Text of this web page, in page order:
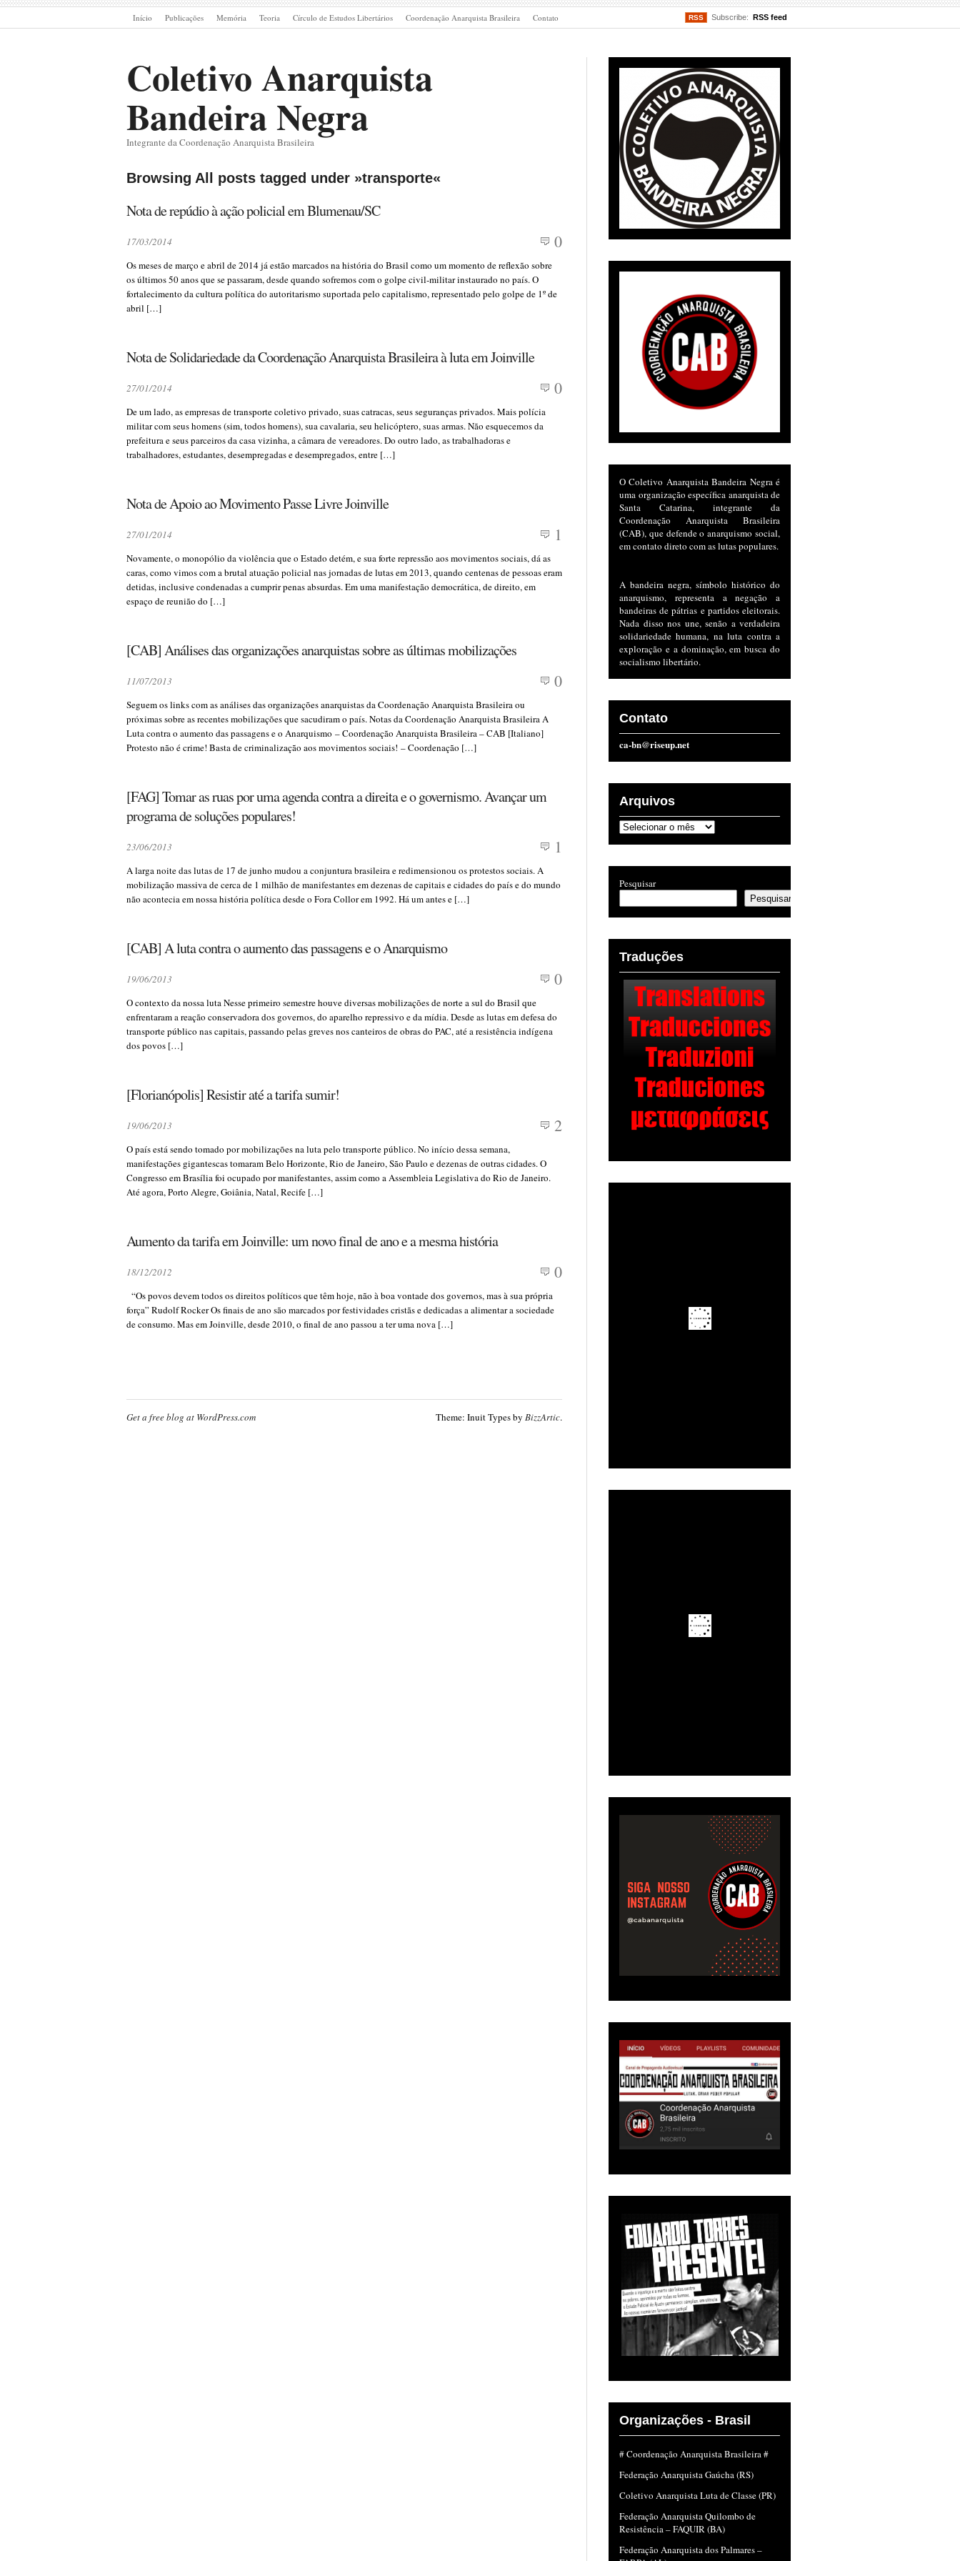
Início Publicações Memória Teoria Círculo de Estudos Libertários Coordenação Anarquista Brasileira Contato RSS Subscribe: RSS feed
Coletivo Anarquista
Bandeira Negra
Integrante da Coordenação Anarquista Brasileira
Browsing All posts tagged under »transporte«
Nota de repúdio à ação policial em Blumenau/SC
17/03/2014 0
Os meses de março e abril de 2014 já estão marcados na história do Brasil como um momento de reflexão sobre
os últimos 50 anos que se passaram, desde quando sofremos com o golpe civil-militar instaurado no país. O
fortalecimento da cultura política do autoritarismo suportada pelo capitalismo, representado pelo golpe de 1º de
abril […]
Nota de Solidariedade da Coordenação Anarquista Brasileira à luta em Joinville
27/01/2014 0
De um lado, as empresas de transporte coletivo privado, suas catracas, seus seguranças privados. Mais polícia
militar com seus homens (sim, todos homens), sua cavalaria, seu helicóptero, suas armas. Não esquecemos da
prefeitura e seus parceiros da casa vizinha, a câmara de vereadores. Do outro lado, as trabalhadoras e
trabalhadores, estudantes, desempregadas e desempregados, entre […]
Nota de Apoio ao Movimento Passe Livre Joinville
27/01/2014 1
Novamente, o monopólio da violência que o Estado detém, e sua forte repressão aos movimentos sociais, dá as
caras, como vimos com a brutal atuação policial nas jornadas de lutas em 2013, quando centenas de pessoas eram
detidas, inclusive condenadas a cumprir penas absurdas. Em uma manifestação democrática, de direito, em
espaço de reunião do […]
[CAB] Análises das organizações anarquistas sobre as últimas mobilizações
11/07/2013 0
Seguem os links com as análises das organizações anarquistas da Coordenação Anarquista Brasileira ou
próximas sobre as recentes mobilizações que sacudiram o país. Notas da Coordenação Anarquista Brasileira A
Luta contra o aumento das passagens e o Anarquismo – Coordenação Anarquista Brasileira – CAB [Italiano]
Protesto não é crime! Basta de criminalização aos movimentos sociais! – Coordenação […]
[FAG] Tomar as ruas por uma agenda contra a direita e o governismo. Avançar um
programa de soluções populares!
23/06/2013 1
A larga noite das lutas de 17 de junho mudou a conjuntura brasileira e redimensionou os protestos sociais. A
mobilização massiva de cerca de 1 milhão de manifestantes em dezenas de capitais e cidades do país e do mundo
não acontecia em nossa história política desde o Fora Collor em 1992. Há um antes e […]
[CAB] A luta contra o aumento das passagens e o Anarquismo
19/06/2013 0
O contexto da nossa luta Nesse primeiro semestre houve diversas mobilizações de norte a sul do Brasil que
enfrentaram a reação conservadora dos governos, do aparelho repressivo e da mídia. Desde as lutas em defesa do
transporte público nas capitais, passando pelas greves nos canteiros de obras do PAC, até a resistência indígena
dos povos […]
[Florianópolis] Resistir até a tarifa sumir!
19/06/2013 2
O país está sendo tomado por mobilizações na luta pelo transporte público. No início dessa semana,
manifestações gigantescas tomaram Belo Horizonte, Rio de Janeiro, São Paulo e dezenas de outras cidades. O
Congresso em Brasília foi ocupado por manifestantes, assim como a Assembleia Legislativa do Rio de Janeiro.
Até agora, Porto Alegre, Goiânia, Natal, Recife […]
Aumento da tarifa em Joinville: um novo final de ano e a mesma história
18/12/2012 0
“Os povos devem todos os direitos políticos que têm hoje, não à boa vontade dos governos, mas à sua própria
força” Rudolf Rocker Os finais de ano são marcados por festividades cristãs e dedicadas a alimentar a sociedade
de consumo. Mas em Joinville, desde 2010, o final de ano passou a ter uma nova […]
O Coletivo Anarquista Bandeira Negra é
uma organização específica anarquista de
Santa Catarina, integrante da
Coordenação Anarquista Brasileira
(CAB), que defende o anarquismo social,
em contato direto com as lutas populares.
A bandeira negra, símbolo histórico do
anarquismo, representa a negação a
bandeiras de pátrias e partidos eleitorais.
Nada disso nos une, senão a verdadeira
solidariedade humana, na luta contra a
exploração e a dominação, em busca do
socialismo libertário.
Contato
ca-bn@riseup.net
Arquivos
Arquivos
Pesquisar
Pesquisar
Traduções
Organizações - Brasil
# Coordenação Anarquista Brasileira #
Federação Anarquista Gaúcha (RS)
Coletivo Anarquista Luta de Classe (PR)
Federação Anarquista Quilombo de
Resistência – FAQUIR (BA)
Federação Anarquista dos Palmares –
Get a free blog at WordPress.com Theme: Inuit Types by BizzArtic.